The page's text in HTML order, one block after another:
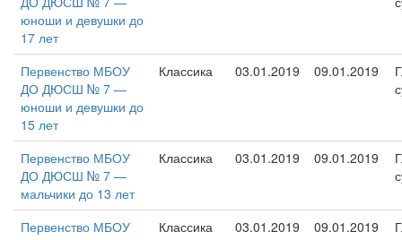
юноши и девушки до
17 лет
Первенство МБОУ
ДО ДЮСШ № 7 —
юноши и девушки до
15 лет
Классика 03.01.2019 09.01.2019
Первенство МБОУ
ДО ДЮСШ № 7 —
мальчики до 13 лет
Классика 03.01.2019 09.01.2019
Первенство МБОУ
Классика 03.01.2019 09.01.2019